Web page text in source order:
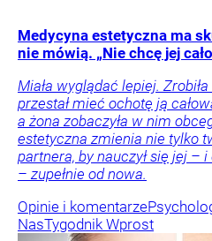
Medycyna estetyczna ma
nie mówią. „Nie chcę jej
Miała wyglądać lepiej.
przestał mieć ochotę ją
a żona zobaczyła w nim
estetyczna zmienia nie tylko
partnera, by nauczył się jej –
– zupełnie od nowa.
Opinie i komentarze
NasTygodnik Wprost